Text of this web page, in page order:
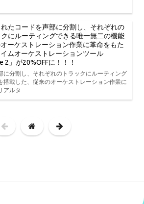
たコードを声部に分割し、それぞれの
クにルーティングできる唯一無二の機能
ーケストレーション作業に革命をもた
ムオーケストレーションツール
2」が20%OFFに！！！
に分割し、それぞれのトラックにルーティング
搭載した、従来のオーケストレーション作業に
アルタ